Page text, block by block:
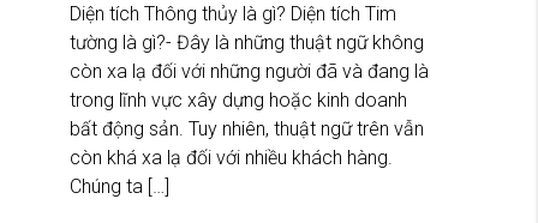
Diện tích Thông thủy là gì? Diện tích Tim
tường là gì?- Đây là những thuật ngữ không
còn xa lạ đối với những người đã và đang là
trong lĩnh vực xây dựng hoặc kinh doanh
bất động sản. Tuy nhiên, thuật ngữ trên vẫn
còn khá xa lạ đối với nhiều khách hàng.
Chúng ta […]